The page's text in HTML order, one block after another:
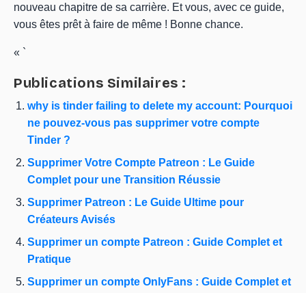
nouveau chapitre de sa carrière. Et vous, avec ce guide,
vous êtes prêt à faire de même ! Bonne chance.
« `
Publications Similaires :
why is tinder failing to delete my account: Pourquoi
ne pouvez-vous pas supprimer votre compte
Tinder ?
Supprimer Votre Compte Patreon : Le Guide
Complet pour une Transition Réussie
Supprimer Patreon : Le Guide Ultime pour
Créateurs Avisés
Supprimer un compte Patreon : Guide Complet et
Pratique
Supprimer un compte OnlyFans : Guide Complet et